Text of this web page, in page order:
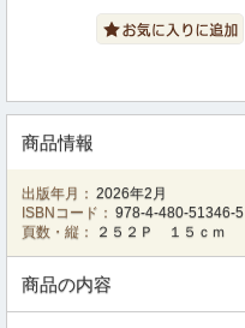
商品情報
出版年月： 2026年2月
ISBNコード： 978-4-480-51346-5
頁数・縦：
２５２Ｐ １５ｃｍ
商品の内容